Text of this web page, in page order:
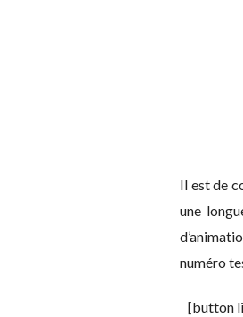
Il est de
une
numéro
[button